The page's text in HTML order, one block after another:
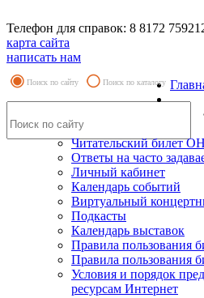
Телефон для справок: 8 8172
карта сайта
написать нам
Поиск по сайту Поиск по каталогу
Читательский билет
Ответы на часто
Личный кабинет
Календарь событий
Виртуальный
Подкасты
Календарь выставок
Правила пользования
Правила пользования
Условия и порядок
ресурсам Интернет